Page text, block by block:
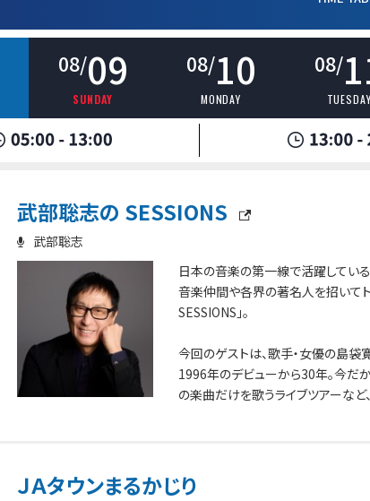
08/09
SUNDAY
08/10
MONDAY
08/
TUESDAY
武部聡志の SESSIONS
武部聡志
日本の音楽の第一線で活躍してい
音楽仲間や各界の著名人を招いて
SESSIONS」。
今回のゲストは、歌手・女優の島袋
1996年のデビューから30年。今だ
の楽曲だけを歌うライブツアーなど
ＪＡタウンまるかじり